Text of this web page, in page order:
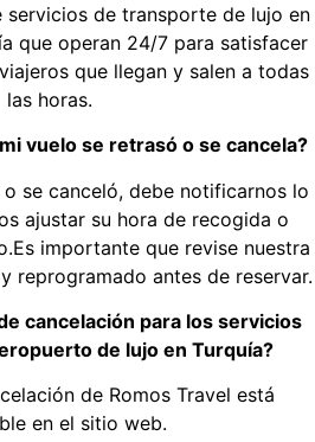
servicios de transporte de lujo en
que operan 24/7 para satisfacer
que llegan y salen a todas
las horas.
vuelo se retrasó o se cancela?
se canceló, debe notificarnos lo
ajustar su hora de recogida o
importante que revise nuestra
reprogramado antes de reservar.
cancelación para los servicios
de lujo en Turquía?
de Romos Travel está
en el sitio web.